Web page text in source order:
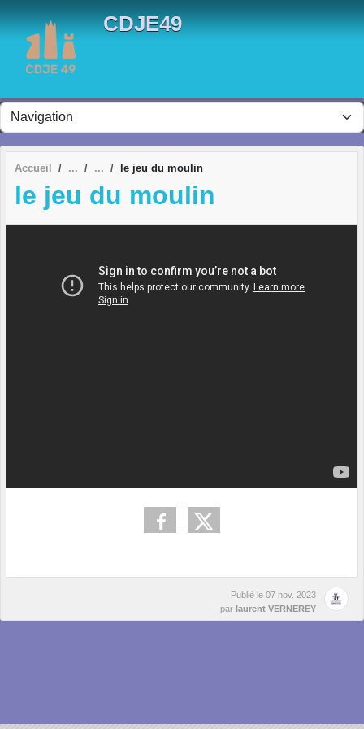
CDJE49
Accueil le jeu du moulin
le jeu du moulin
Publié le 07 nov. 2023
par laurent VERNEREY